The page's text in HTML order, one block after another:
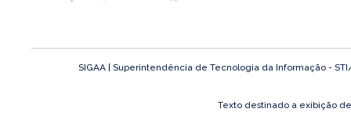
SIGAA | Superintendência de Tecnologia da Informação -
Texto destinado a exibição